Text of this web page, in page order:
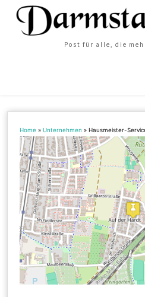
Post für alle, die
Home »Unternehmen »Hausmeister-